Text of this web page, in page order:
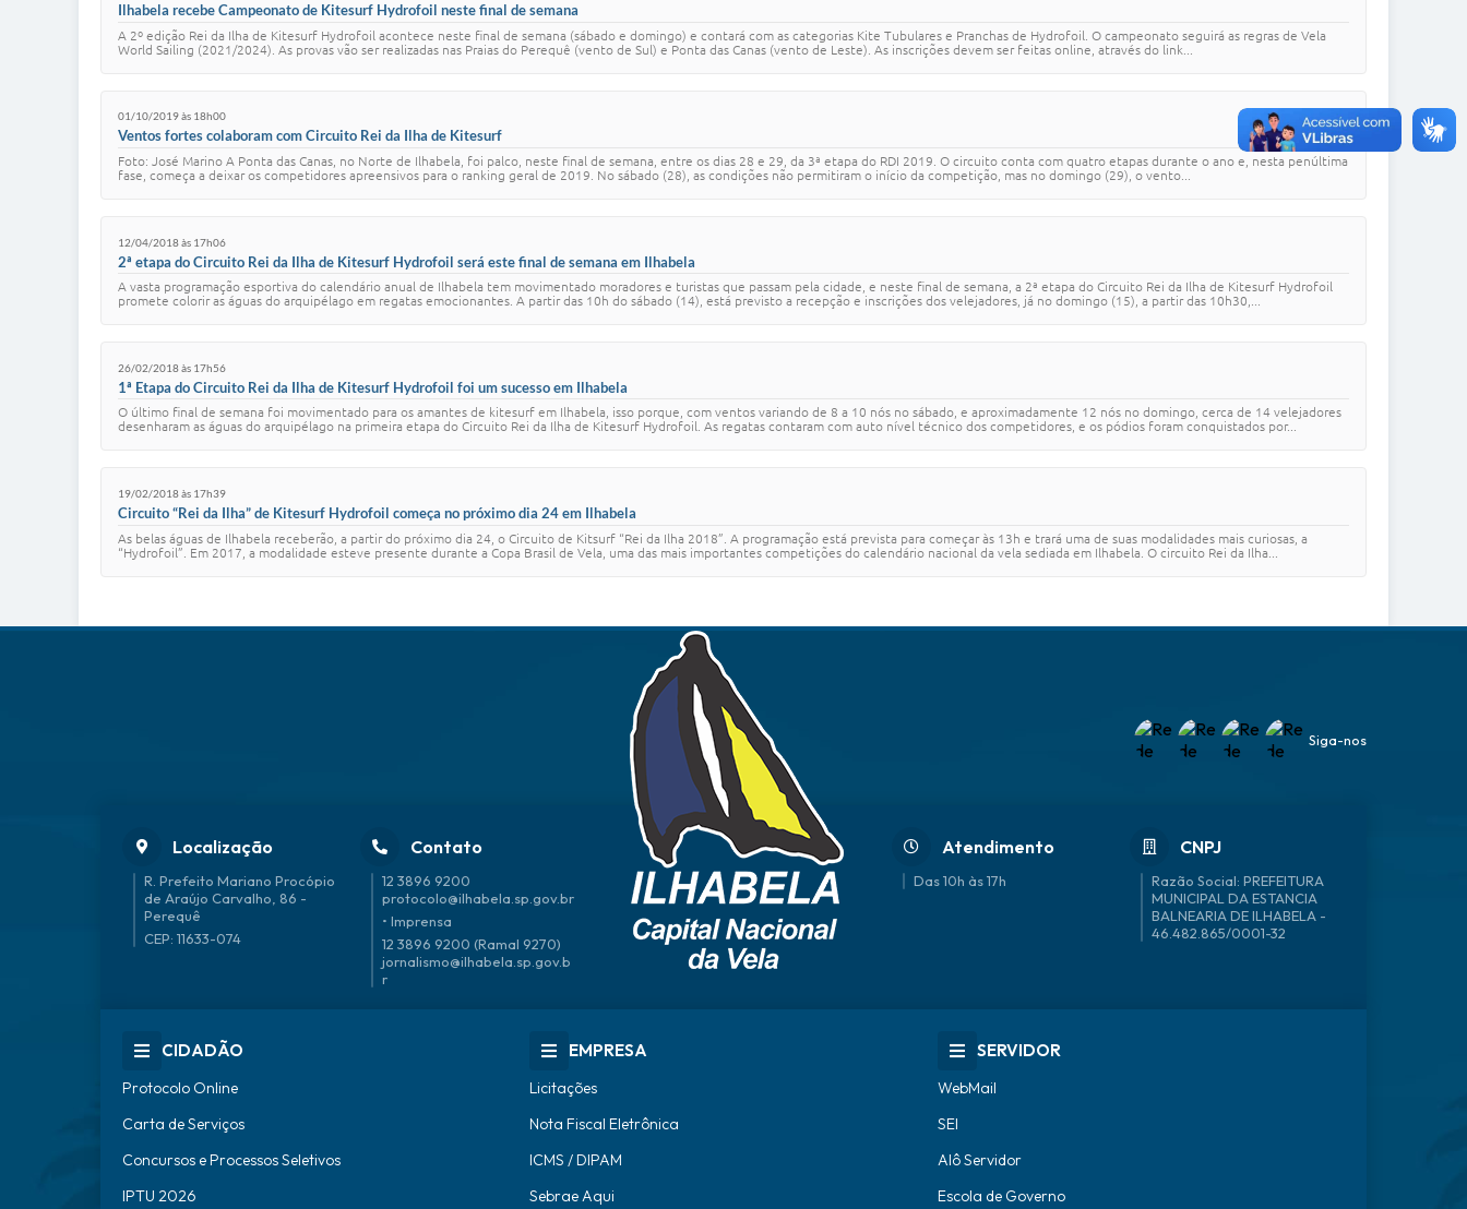
Ilhabela recebe Campeonato de Kitesurf Hydrofoil neste final de semana
A 2º edição Rei da Ilha de Kitesurf Hydrofoil acontece neste final de semana (sábado e domingo) e contará com as categorias Kite Tubulares e Pranchas de Hydrofoil. O campeonato seguirá as regras de Vela
World Sailing (2021/2024). As provas vão ser realizadas nas Praias do Perequê (vento de Sul) e Ponta das Canas (vento de Leste). As inscrições devem ser feitas online, através do link...
01/10/2019 às 18h00
Ventos fortes colaboram com Circuito Rei da Ilha de Kitesurf
Foto: José Marino A Ponta das Canas, no Norte de Ilhabela, foi palco, neste final de semana, entre os dias 28 e 29, da 3ª etapa do RDI 2019. O circuito conta com quatro etapas durante o ano e, nesta penúltima
fase, começa a deixar os competidores apreensivos para o ranking geral de 2019. No sábado (28), as condições não permitiram o início da competição, mas no domingo (29), o vento...
12/04/2018 às 17h06
2ª etapa do Circuito Rei da Ilha de Kitesurf Hydrofoil será este final de semana em Ilhabela
A vasta programação esportiva do calendário anual de Ilhabela tem movimentado moradores e turistas que passam pela cidade, e neste final de semana, a 2ª etapa do Circuito Rei da Ilha de Kitesurf Hydrofoil
promete colorir as águas do arquipélago em regatas emocionantes. A partir das 10h do sábado (14), está previsto a recepção e inscrições dos velejadores, já no domingo (15), a partir das 10h30,...
26/02/2018 às 17h56
1ª Etapa do Circuito Rei da Ilha de Kitesurf Hydrofoil foi um sucesso em Ilhabela
O último final de semana foi movimentado para os amantes de kitesurf em Ilhabela, isso porque, com ventos variando de 8 a 10 nós no sábado, e aproximadamente 12 nós no domingo, cerca de 14 velejadores
desenharam as águas do arquipélago na primeira etapa do Circuito Rei da Ilha de Kitesurf Hydrofoil. As regatas contaram com auto nível técnico dos competidores, e os pódios foram conquistados por...
19/02/2018 às 17h39
Circuito “Rei da Ilha” de Kitesurf Hydrofoil começa no próximo dia 24 em Ilhabela
As belas águas de Ilhabela receberão, a partir do próximo dia 24, o Circuito de Kitsurf “Rei da Ilha 2018”. A programação está prevista para começar às 13h e trará uma de suas modalidades mais curiosas, a
“Hydrofoil”. Em 2017, a modalidade esteve presente durante a Copa Brasil de Vela, uma das mais importantes competições do calendário nacional da vela sediada em Ilhabela. O circuito Rei da Ilha...
Localização
R. Prefeito Mariano Procópio
de Araújo Carvalho, 86 -
Perequê
CEP: 11633-074
Contato
12 3896 9200
protocolo@ilhabela.sp.gov.br
• Imprensa
12 3896 9200 (Ramal 9270)
jornalismo@ilhabela.sp.gov.b
r
Atendimento
Das 10h às 17h
CNPJ
46.482.865/0001-32
Siga-nos
CIDADÃO
Protocolo Online
Carta de Serviços
Concursos e Processos Seletivos
IPTU 2026
EMPRESA
Licitações
Nota Fiscal Eletrônica
ICMS / DIPAM
Sebrae Aqui
SERVIDOR
WebMail
SEI
Alô Servidor
Escola de Governo